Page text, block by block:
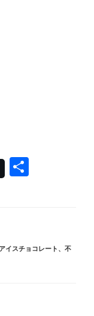
イスチョコレート 、 不